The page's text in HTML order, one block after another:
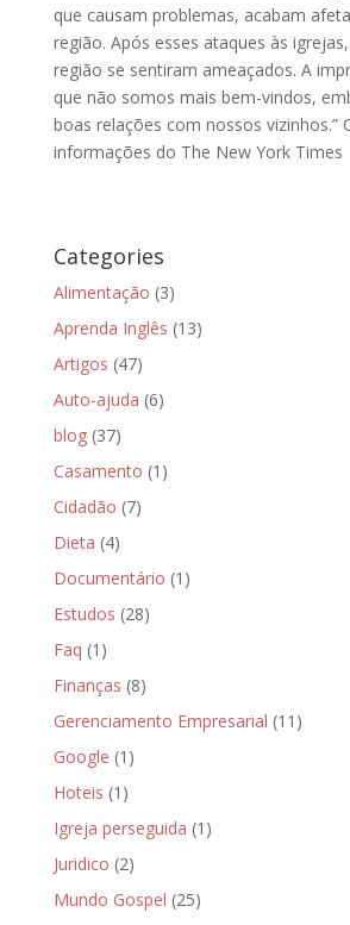
que causam problemas, acabam
região. Após esses ataques às
região se sentiram ameaçados. A
que não somos mais bem-vindos,
boas relações com nossos vizinhos.”
informações do The New York Times
Categories
Alimentação (3)
Aprenda Inglês (13)
Artigos (47)
Auto-ajuda (6)
blog(37)
Casamento (1)
Cidadão (7)
Dieta (4)
Documentário (1)
Estudos (28)
Faq (1)
Finanças (8)
Gerenciamento Empresarial (11)
Google (1)
Hoteis (1)
Igreja perseguida (1)
Juridico (2)
Mundo Gospel (25)